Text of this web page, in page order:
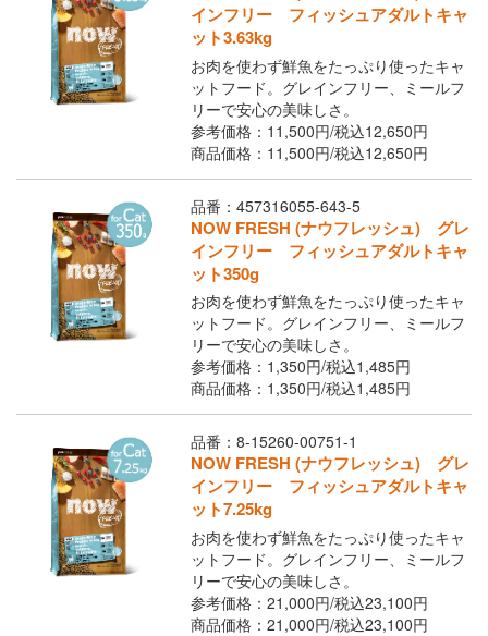
インフリー フィッシュアダルトキャ
ット3.63kg
お肉を使わず鮮魚をたっぷり使ったキャ
ットフード。グレインフリー、ミールフ
リーで安心の美味しさ。
参考価格：11,500円/税込12,650円
商品価格：11,500円/税込12,650円
品番：457316055-643-5
NOW FRESH (ナウフレッシュ) グレ
インフリー フィッシュアダルトキャ
ット350g
お肉を使わず鮮魚をたっぷり使ったキャ
ットフード。グレインフリー、ミールフ
リーで安心の美味しさ。
参考価格：1,350円/税込1,485円
商品価格：1,350円/税込1,485円
品番：8-15260-00751-1
NOW FRESH (ナウフレッシュ) グレ
インフリー フィッシュアダルトキャ
ット7.25kg
お肉を使わず鮮魚をたっぷり使ったキャ
ットフード。グレインフリー、ミールフ
リーで安心の美味しさ。
参考価格：21,000円/税込23,100円
商品価格：21,000円/税込23,100円